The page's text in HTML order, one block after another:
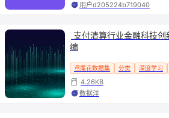
用户d205224b719040
支付清算行业金融科技创
编
鸢尾花数据集 分类 深度学习
4.26KB
数据洋